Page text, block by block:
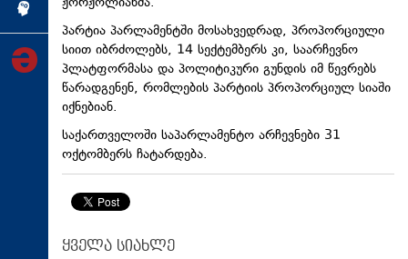
ინქვიზიცია
პარტია პარლამენტში მოსახვედრად, პროპორციული
სიით იბრძოლებს, 14 სექტემბერს კი, საარჩევნო
პლატფორმასა და პოლიტიკური გუნდის იმ წევრებს
წარადგენენ, რომლების პარტიის პროპორციულ სიაში
იქნებიან.
საქართველოში საპარლამენტო არჩევნები 31
ოქტომბერს ჩატარდება.
ყველა სიახლე